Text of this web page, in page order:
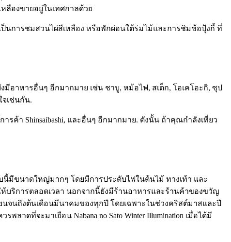
ลืองขายอยู่ในเทศกาลด้วย
นการชมสวนไผ่สีเหลือง หรือพักผ่อนใต้ร่มไม้และการชิมช้อปุ้งกี้ ที่
าหารอื่นๆ อีกมากมาย เช่น ชาบู, หม้อไฟ, สเต็ก, โอเคโอะกิ, ซุป
เช่นกัน.
ค้า Shinsaibashi, และอื่นๆ อีกมากมาย. ดังนั้น ถ้าคุณกำลังเที่ยว
นี้มีขนาดใหญ่มากๆ โดยมีการประดับไฟในต้นไม้ ทางเท้า และ
บริการตลอดเวลา นอกจากนี้ยังมีร้านอาหารและร้านค้าของขวัญ
จนถึงต้นเดือนมีนาคมของทุกปี โดยเฉพาะในช่วงคริสต์มาสและปี
ดที่จะมาเยือน Nabana no Sato Winter Illumination เมื่อได้มี